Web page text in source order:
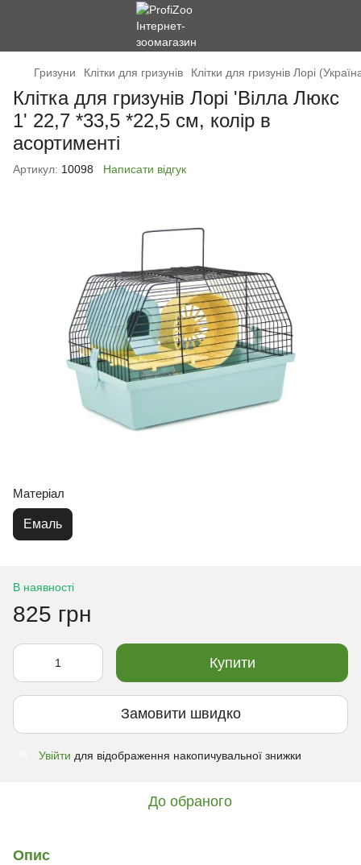
Гризуни Клітки для гризунів Клітки для гризунів Лорі
Клітка для гризунів Лорі 'Вілла Люкс
1' 22,7 *33,5 *22,5 см, колір в
асортименті
Артикул: 10098 Написати відгук
Матеріал
Емаль
В наявності
825 грн
Купити
Замовити швидко
Увійти для відображення накопичувальної знижки
До обраного
Опис